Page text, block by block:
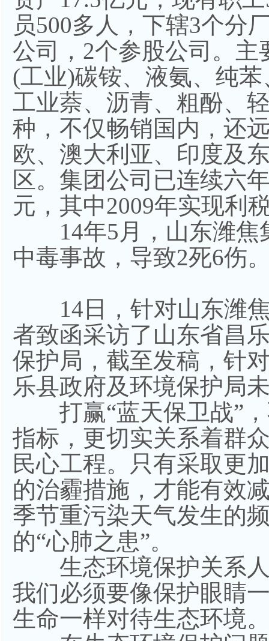
员500多人，下辖3个分
公司，2个参股公司。
(工业)碳铵、液氨、纯
工业萘、沥青、粗酚、
种，不仅畅销国内，还
欧、澳大利亚、印度及
区。集团公司已连续六
元，其中2009年实现利
14年5月，山东潍焦
中毒事故，导致2死6伤
14日，针对山东潍焦
者致函采访了山东省昌
保护局，截至发稿，针
乐县政府及环境保护局
打赢“蓝天保卫战”，
指标，更切实关系着群
民心工程。只有采取更
的治霾措施，才能有效
季节重污染天气发生的
的“心肺之患”。
生态环境保护关系人
我们必须要像保护眼睛
生命一样对待生态环境